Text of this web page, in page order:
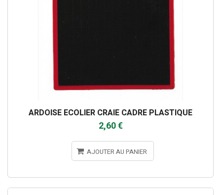
ARDOISE ECOLIER CRAIE CADRE PLASTIQUE
2,60 €
AJOUTER AU PANIER